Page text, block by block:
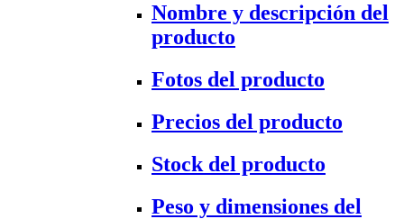
Nombre y descripción del
producto
Fotos del producto
Precios del producto
Stock del producto
Peso y dimensiones del